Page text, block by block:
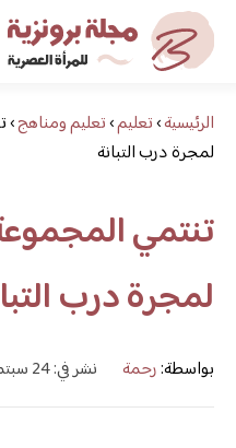
مجلة برونزيةالرئيسية›تعليم›تعليم ومناهج›
لمجرة درب التبانة
تنتمي
لمجرة درب
بواسطة:رحمة نشر في: 24 سبتمبر، 2021